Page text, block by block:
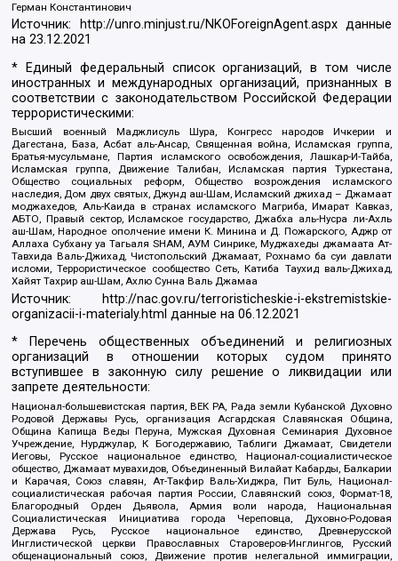
Герман Константинович
Источник: http://unro.minjust.ru/NKOForeignAgent.aspxданные
на23.12.2021
* Единый федеральный список организаций, в том числе
иностранных и международных организаций, признанных в
соответствии с законодательством Российской Федерации
террористическими:
Высший военный Маджлисуль Шура, Конгресс народов Ичкерии и
Дагестана, База, Асбат аль-Ансар, Священная война, Исламская группа,
Братья-мусульмане, Партия исламского освобождения, Лашкар-И-Тайба,
Исламская группа, Движение Талибан, Исламская партия Туркестана,
Общество социальных реформ, Общество возрождения исламского
наследия, Дом двух святых, Джунд аш-Шам, Исламский джихад – Джамаат
моджахедов, Аль-Каида в странах исламского Магриба, Имарат Кавказ,
АБТО, Правый сектор, Исламское государство, Джабха аль-Нусра ли-Ахль
аш-Шам, Народное ополчение имени К. Минина и Д. Пожарского, Аджр от
Аллаха Субхану уа Тагьаля SHAM, АУМ Синрике, Муджахеды джамаата Ат-
Тавхида Валь-Джихад, Чистопольский Джамаат, Рохнамо ба суи давлати
исломи, Террористическое сообщество Сеть, Катиба Таухид валь-Джихад,
Хайят Тахрир аш-Шам, Ахлю Сунна Валь Джамаа
Источник:
http://nac.gov.ru/terroristicheskie-i-ekstremistskie-
organizacii-i-materialy.html данные на06.12.2021
* Перечень общественных объединений и религиозных
организаций в отношении которых судом принято
вступившее в законную силу решение о ликвидации или
запрете деятельности:
Национал-большевистская партия, ВЕК РА, Рада земли Кубанской Духовно
Родовой Державы Русь, организация Асгардская Славянская Община,
Община Капища Веды Перуна, Мужская Духовная Семинария Духовное
Учреждение, Нурджулар, К Богодержавию, Таблиги Джамаат, Свидетели
Иеговы, Русское национальное единство, Национал-социалистическое
общество, Джамаат мувахидов, Объединенный Вилайат Кабарды, Балкарии
и Карачая, Союз славян, Ат-Такфир Валь-Хиджра, Пит Буль, Национал-
социалистическая рабочая партия России, Славянский союз, Формат-18,
Благородный Орден Дьявола, Армия воли народа, Национальная
Социалистическая Инициатива города Череповца, Духовно-Родовая
Держава Русь, Русское национальное единство, Древнерусской
Инглистической церкви Православных Староверов-Инглингов, Русский
общенациональный союз, Движение против нелегальной иммиграции,